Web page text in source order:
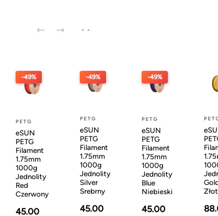
-49%
PETG
eSUN
PETG
Filament
1.75mm
1000g
Jednolity
Red
Czerwony
45.00
-49%
PETG
eSUN
PETG
Filament
1.75mm
1000g
Jednolity
Silver
Srebrny
45.00
-49%
PETG
eSUN
PETG
Filament
1.75mm
1000g
Jednolity
Blue
Niebieski
45.00